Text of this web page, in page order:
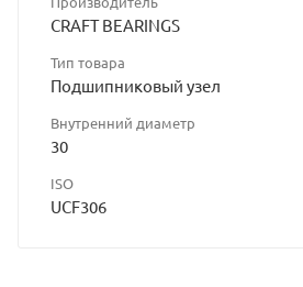
CRAFT BEARINGS
Тип товара
Подшипниковый узел
Внутренний диаметр
30
ISO
UCF306